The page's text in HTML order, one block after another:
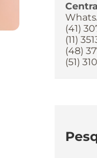
(41)
(11)
(48)
(51)